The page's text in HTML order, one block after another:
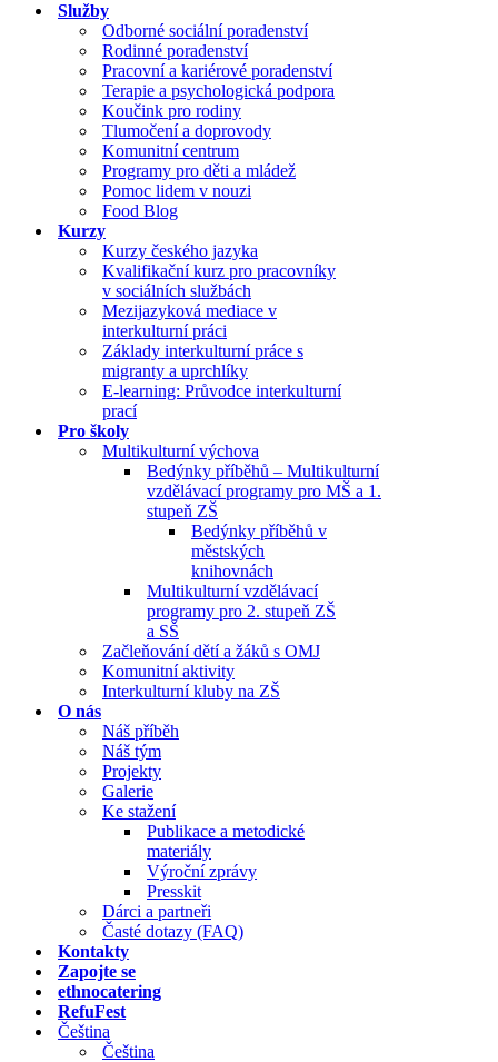
Služby
Odborné sociální poradenství
Rodinné poradenství
Pracovní a kariérové poradenství
Terapie a psychologická podpora
Koučink pro rodiny
Tlumočení a doprovody
Komunitní centrum
Programy pro děti a mládež
Pomoc lidem v nouzi
Food Blog
Kurzy
Kurzy českého jazyka
Kvalifikační kurz pro pracovníky
v sociálních službách
Mezijazyková mediace v
interkulturní práci
Základy interkulturní práce s
migranty a uprchlíky
E-learning: Průvodce interkulturní
prací
Pro školy
Multikulturní výchova
Bedýnky příběhů – Multikulturní
vzdělávací programy pro MŠ a 1.
stupeň ZŠ
Bedýnky příběhů v
městských
knihovnách
Multikulturní vzdělávací
programy pro 2. stupeň ZŠ
a SŠ
Začleňování dětí a žáků s OMJ
Komunitní aktivity
Interkulturní kluby na ZŠ
O nás
Náš příběh
Náš tým
Projekty
Galerie
Ke stažení
Publikace a metodické
materiály
Výroční zprávy
Presskit
Dárci a partneři
Časté dotazy (FAQ)
Kontakty
Zapojte se
ethnocatering
RefuFest
Čeština
Čeština